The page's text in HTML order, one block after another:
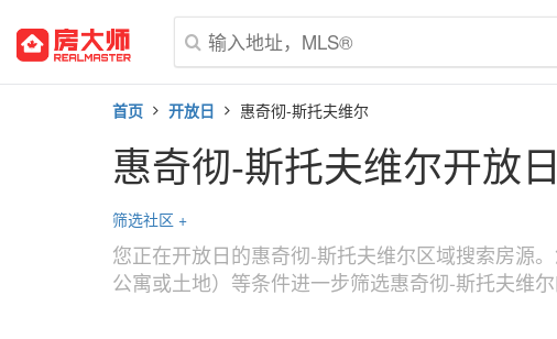
首页 开放日 惠奇彻-斯托夫维尔
惠奇彻-斯托夫维尔开放日
筛选社区 +
您正在开放日的惠奇彻-斯托夫维尔区域搜索房源
公寓或土地）等条件进一步筛选惠奇彻-斯托夫维尔